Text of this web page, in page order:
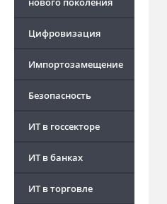
Цифровизация
Импортозамещение
Безопасность
ИТ в госсекторе
ИТ в банках
ИТ в торговле